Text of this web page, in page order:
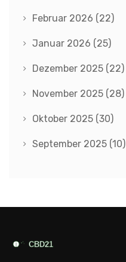
Februar 2026 (22)
Januar 2026 (25)
Dezember 2025 (22)
November 2025 (28)
Oktober 2025 (30)
September 2025 (10)